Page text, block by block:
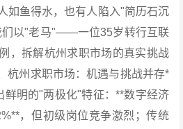
如鱼得水，也有人陷入"简历石沉
们以"老马"——一位35岁转行互联
，拆解杭州求职市场的真实挑战
杭州求职市场：机遇与挑战并存*
鲜明的"两极化"特征：**数字经济
，但初级岗位竞争激烈；传统